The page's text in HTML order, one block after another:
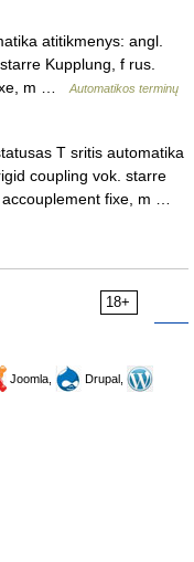
atitikmenys: angl.
Kupplung, f rus.
m …
Automatikos terminų
T sritis automatika
coupling vok. starre
accouplement fixe, m …
18+
Joomla,
Drupal,